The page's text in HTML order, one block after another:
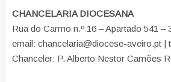
CHANCELARIA DIOCESANA
Rua do Carmo n.º 16 – Apartado 541 –
email: chancelaria@diocese-aveiro.pt |
Chanceler: P. Alberto Nestor Camões